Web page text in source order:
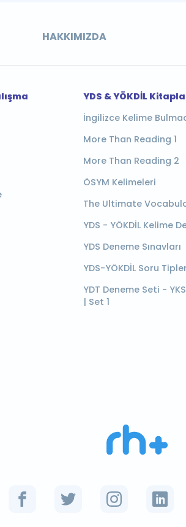
HAKKIMIZDA
YDS & YÖKDİL
İngilizce Kelime
More Than Reading 1
More Than Reading 2
ÖSYM Kelimeleri
The Ultimate
YDS - YÖKDİL Kelime
YDS Deneme Sınavları
YDS-YÖKDİL Soru
YDT Deneme Seti -
| Set 1